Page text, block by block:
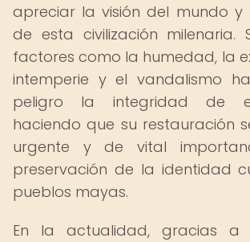
apreciar la visión del mundo y
de esta civilización milenaria.
factores como la humedad, la
intemperie y el vandalismo
peligro la integridad de
haciendo que su restauración
urgente y de vital
preservación de la identidad
pueblos mayas.
En la actualidad, gracias a